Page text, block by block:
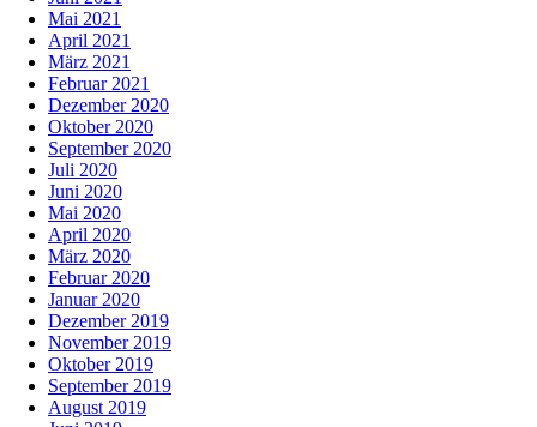
Mai 2021
April 2021
März 2021
Februar 2021
Dezember 2020
Oktober 2020
September 2020
Juli 2020
Juni 2020
Mai 2020
April 2020
März 2020
Februar 2020
Januar 2020
Dezember 2019
November 2019
Oktober 2019
September 2019
August 2019